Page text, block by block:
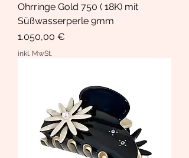
Ohrringe Gold 750 ( 18K) mit
Süßwasserperle 9mm
Preis
1.050,00 €
inkl. MwSt.